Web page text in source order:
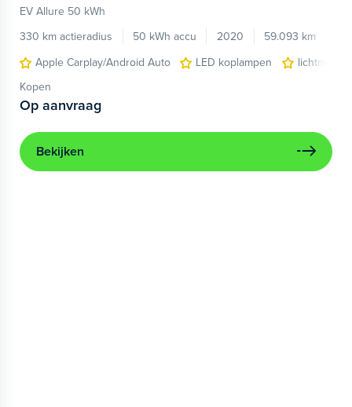
EV Allure 50 kWh
330 km actieradius
50 kWh accu 2020
59.093 km
Apple Carplay/Android Auto
LED koplampen
Kopen
Op aanvraag
Bekijken